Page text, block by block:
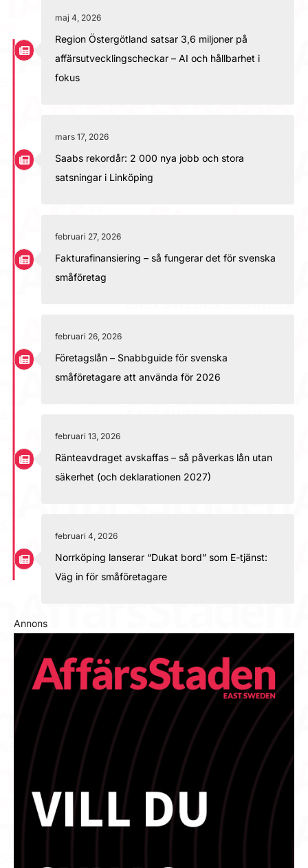
maj 4, 2026
Region Östergötland satsar 3,6 miljoner på
affärsutvecklingscheckar – AI och hållbarhet i
fokus
mars 17, 2026
Saabs rekordår: 2 000 nya jobb och stora
satsningar i Linköping
februari 27, 2026
Fakturafinansiering – så fungerar det för svenska
småföretag
februari 26, 2026
Företagslån – Snabbguide för svenska
småföretagare att använda för 2026
februari 13, 2026
Ränteavdraget avskaffas – så påverkas lån utan
säkerhet (och deklarationen 2027)
februari 4, 2026
Norrköping lanserar “Dukat bord” som E-tjänst:
Väg in för småföretagare
Annons